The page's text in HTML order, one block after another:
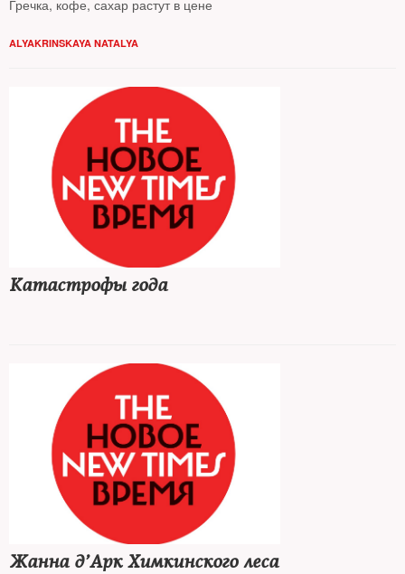
Гречка, кофе, сахар растут в цене
ALYAKRINSKAYA NATALYA
Катастрофы года
Жанна д’Арк Химкинского леса